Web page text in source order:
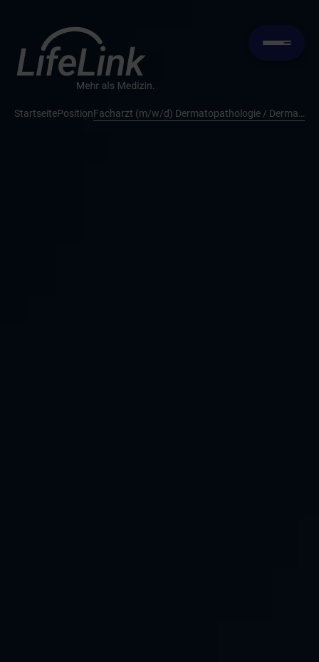
StartseitePosition Facharzt (m/w/d) Dermatopathologie / Dermatopathologe (m/w/d) (Facharzt (m/w/d) für Dermatologie mit Zusatbezeichnung Dermatohistologie/Dermatopathologie)